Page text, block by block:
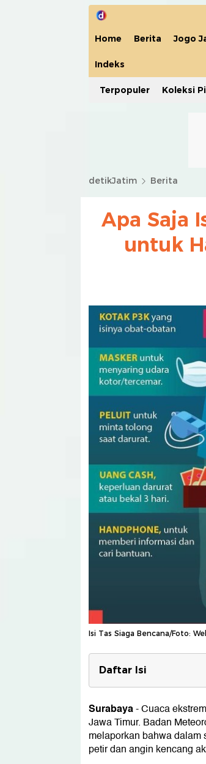
Home Berita Jogo
Indeks
Terpopuler Koleksi
detikJatim Berita
Apa Saja
untuk
Isi Tas Siaga Bencana/Foto:
Daftar Isi
Mengapa Tas
Apa Saja Isi Tas
1. Surat-Surat
2. Pakaian dan
3. Makanan Ringan
Surabaya-Cuaca
Jawa Timur. Badan
melaporkan bahwa
petir dan angin kencang